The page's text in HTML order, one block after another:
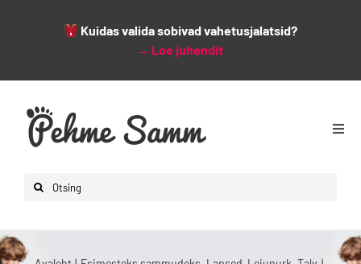
Kuidas valida sobivad vahetusjalatsid?
→ Loe juhendit
content
Search
Lapsed
Mehed